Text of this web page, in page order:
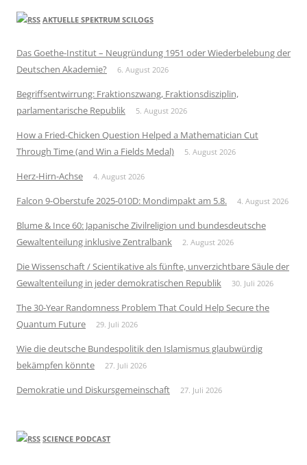
AKTUELLE SPEKTRUM SCILOGS
Das Goethe-Institut – Neugründung 1951 oder Wiederbelebung der
Deutschen Akademie?
6. August 2026
Begriffsentwirrung: Fraktionszwang, Fraktionsdisziplin,
parlamentarische Republik
5. August 2026
How a Fried-Chicken Question Helped a Mathematician Cut
Through Time (and Win a Fields Medal)
5. August 2026
Herz-Hirn-Achse 4. August 2026
Falcon 9-Oberstufe 2025-010D: Mondimpakt am 5.8. 4. August 2026
Blume & Ince 60: Japanische Zivilreligion und bundesdeutsche
Gewaltenteilung inklusive Zentralbank
2. August 2026
Die Wissenschaft / Scientikative als fünfte, unverzichtbare Säule der
Gewaltenteilung in jeder demokratischen Republik
30. Juli 2026
The 30-Year Randomness Problem That Could Help Secure the
Quantum Future
29. Juli 2026
Wie die deutsche Bundespolitik den Islamismus glaubwürdig
bekämpfen könnte
27. Juli 2026
Demokratie und Diskursgemeinschaft 27. Juli 2026
SCIENCE PODCAST